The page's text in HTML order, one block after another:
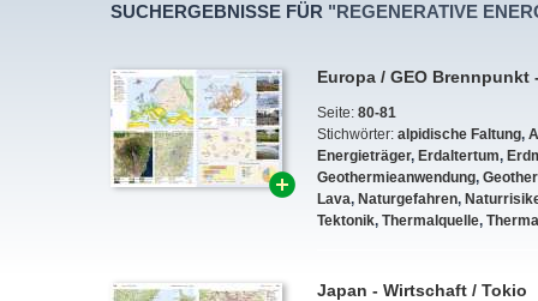
SUCHERGEBNISSE FÜR "REGENERATIVE
Europa / GEO
Seite: 80-81
Stichwörter: alpidische Faltung,
Energieträger, Erdaltertum,
Geothermieanwendung,
Lava, Naturgefahren,
Tektonik, Thermalquelle,
Japan - Wirtschaft / Tokio